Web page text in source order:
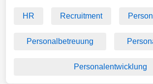
HR Recruitment
Personalbetreuung
Personalentwicklung